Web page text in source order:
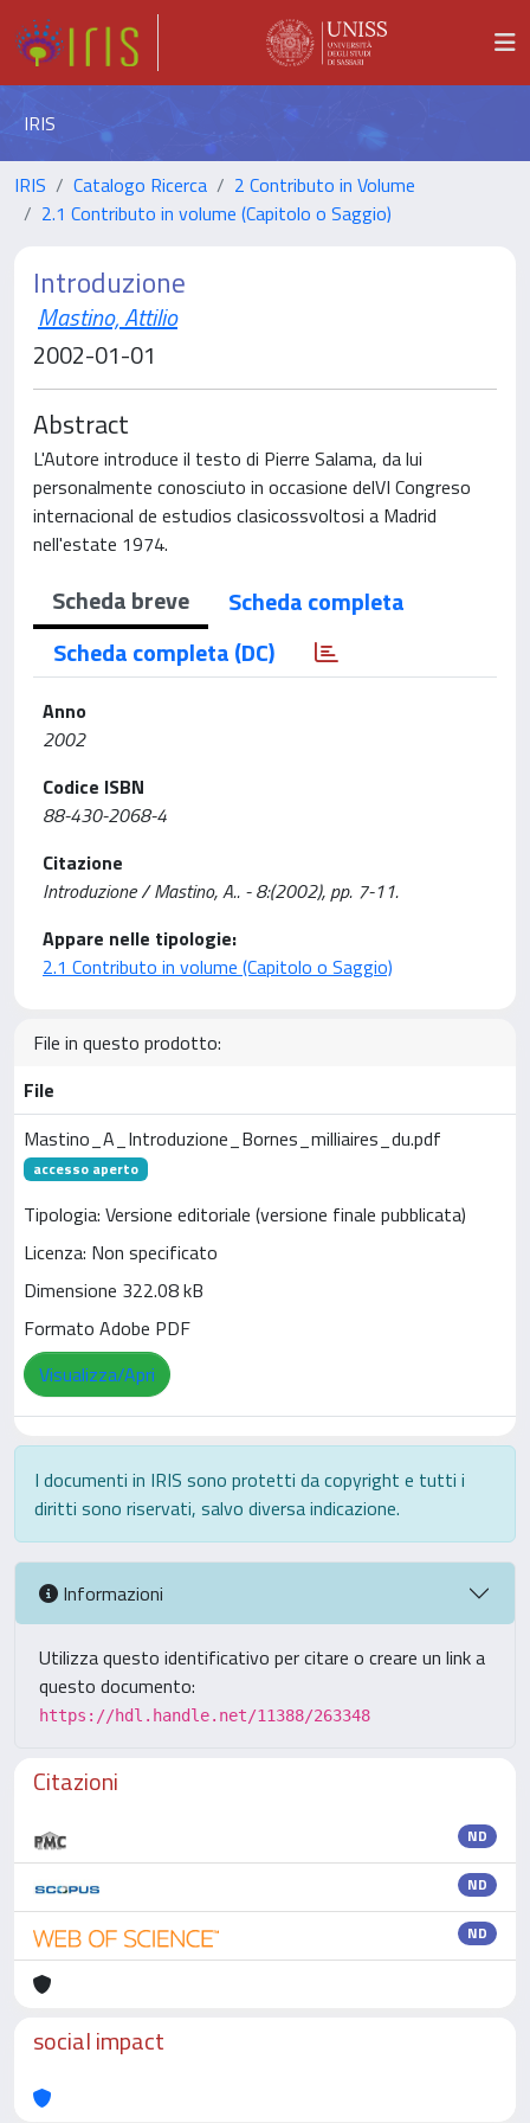
IRIS
IRIS Catalogo Ricerca
2 Contributo in Volume
2.1 Contributo in volume (Capitolo o Saggio)
Introduzione
Mastino, Attilio
2002-01-01
Abstract
L'Autore introduce il testo di Pierre Salama, da lui
personalmente conosciuto in occasione delVI Congreso
internacional de estudios clasicossvoltosi a Madrid
nell'estate 1974.
Scheda breve
Scheda completa
Scheda completa (DC)
Anno
2002
Codice ISBN
88-430-2068-4
Citazione
Introduzione / Mastino, A.. - 8:(2002), pp. 7-11.
Appare nelle tipologie:
2.1 Contributo in volume (Capitolo o Saggio)
File in questo prodotto:
File
Mastino_A_Introduzione_Bornes_milliaires_du.pdf
accesso aperto
Tipologia: Versione editoriale (versione finale pubblicata)
Licenza: Non specificato
Dimensione 322.08 kB
Formato Adobe PDF
Visualizza/Apri
I documenti in IRIS sono protetti da copyright e tutti i
diritti sono riservati, salvo diversa indicazione.
Informazioni
Utilizza questo identificativo per citare o creare un link a
questo documento:
https://hdl.handle.net/11388/263348
Citazioni
ND
ND
ND
social impact